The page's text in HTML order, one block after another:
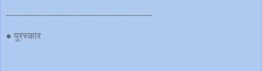
--------------------------------------------------
● पुरस्कार